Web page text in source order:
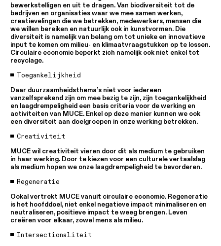
bewerkstelligen en uit te dragen. Van biodiversiteit tot de
bedrijven en organisaties waar we mee samen werken,
creatievelingen die we betrekken, medewerkers, mensen die
we willen bereiken en natuurlijk ook in kunstvormen. Die
diversiteit is namelijk van belang om tot unieke en innovatieve
input te komen om milieu- en klimaatvraagstukken op te lossen.
Circulaire economie beperkt zich namelijk ook niet enkel tot
recyclage.
Toegankelijkheid
Daar duurzaamheidsthema’s niet voor iedereen
vanzelfsprekend zijn om mee bezig te zijn, zijn toegankelijkheid
en laagdrempeligheid een basis criteria voor de werking en
activiteiten van MUCE. Enkel op deze manier kunnen we ook
een diversiteit aan doelgroepen in onze werking betrekken.
Creativiteit
MUCE wil creativiteit vieren door dit als medium te gebruiken
in haar werking. Door te kiezen voor een culturele vertaalslag
als medium hopen we onze laagdrempeligheid te bevorderen.
Regeneratie
Ookal vertrekt MUCE vanuit circulaire economie. Regeneratie
is het hoofddoel, niet enkel negatieve impact minimaliseren en
neutraliseren, positieve impact te weeg brengen. Leven
creëren voor elkaar, zowel mens als milieu.
Intersectionaliteit